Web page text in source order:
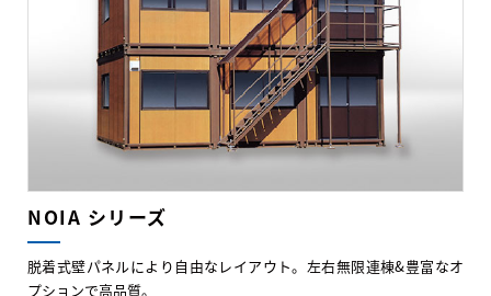
NOIA シリーズ
脱着式壁パネルにより自由なレイアウト。左右無限連棟&豊富なオ
プションで高品質。